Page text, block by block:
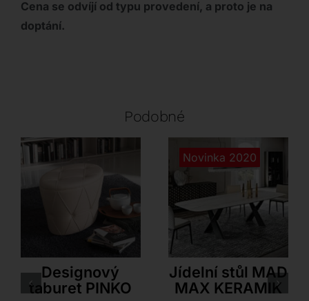
Cena se odvíjí od typu provedení, a proto je na
doptání.
Podobné
Designový
taburet PINKO
Novinka 2020
Jídelní stůl MAD
MAX KERAMIK